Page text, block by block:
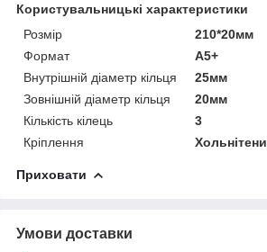
Користувальницькі характеристики
Розмір
210*20мм
Формат
А5+
Внутрішній діаметр кільця
25мм
Зовнішній діаметр кільця
20мм
Кількість кілець
3
Кріплення
Хольнітени
Приховати
Умови доставки